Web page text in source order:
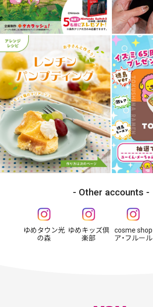
Other accounts
ゆめタウン光
の森
ゆめキッズ倶
楽部
cosme shop
ア・フルール